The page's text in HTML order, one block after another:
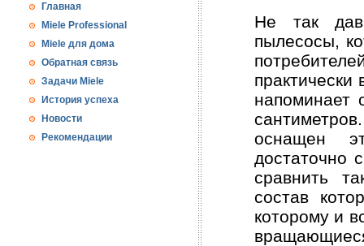
Главная
Miele Professional
Miele для дома
Обратная связь
Задачи Miele
История успеха
Новости
Рекомендации
Не так
пылесосы,
напоминает
оснащен
достаточно
сравнить
состав
которому и